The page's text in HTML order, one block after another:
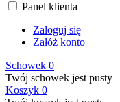
Panel klienta
Zaloguj się
Załóż konto
Schowek 0
Twój schowek jest pusty
Koszyk 0